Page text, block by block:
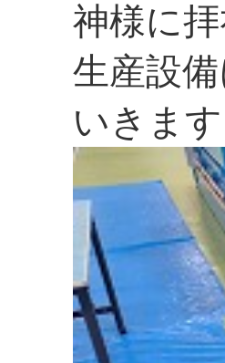
神様に
生産設
いきます